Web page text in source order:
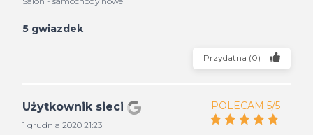
5 gwiazdek
Przydatna (0)
Użytkownik sieci
1 grudnia 2020 21:23
POLECAM 5/5